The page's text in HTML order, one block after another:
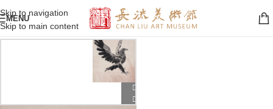
Skip to navigation
Skip to main content
MENU